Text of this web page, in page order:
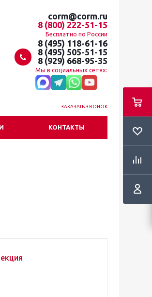
corm@corm.ru
8 (800) 222-51-15
Бесплатно по России
8 (495) 118-61-16
8 (495) 505-51-15
8 (929) 668-95-35
Мы в социальных сетях:
ЗАКАЗАТЬ ЗВОНОК
КОНТАКТЫ